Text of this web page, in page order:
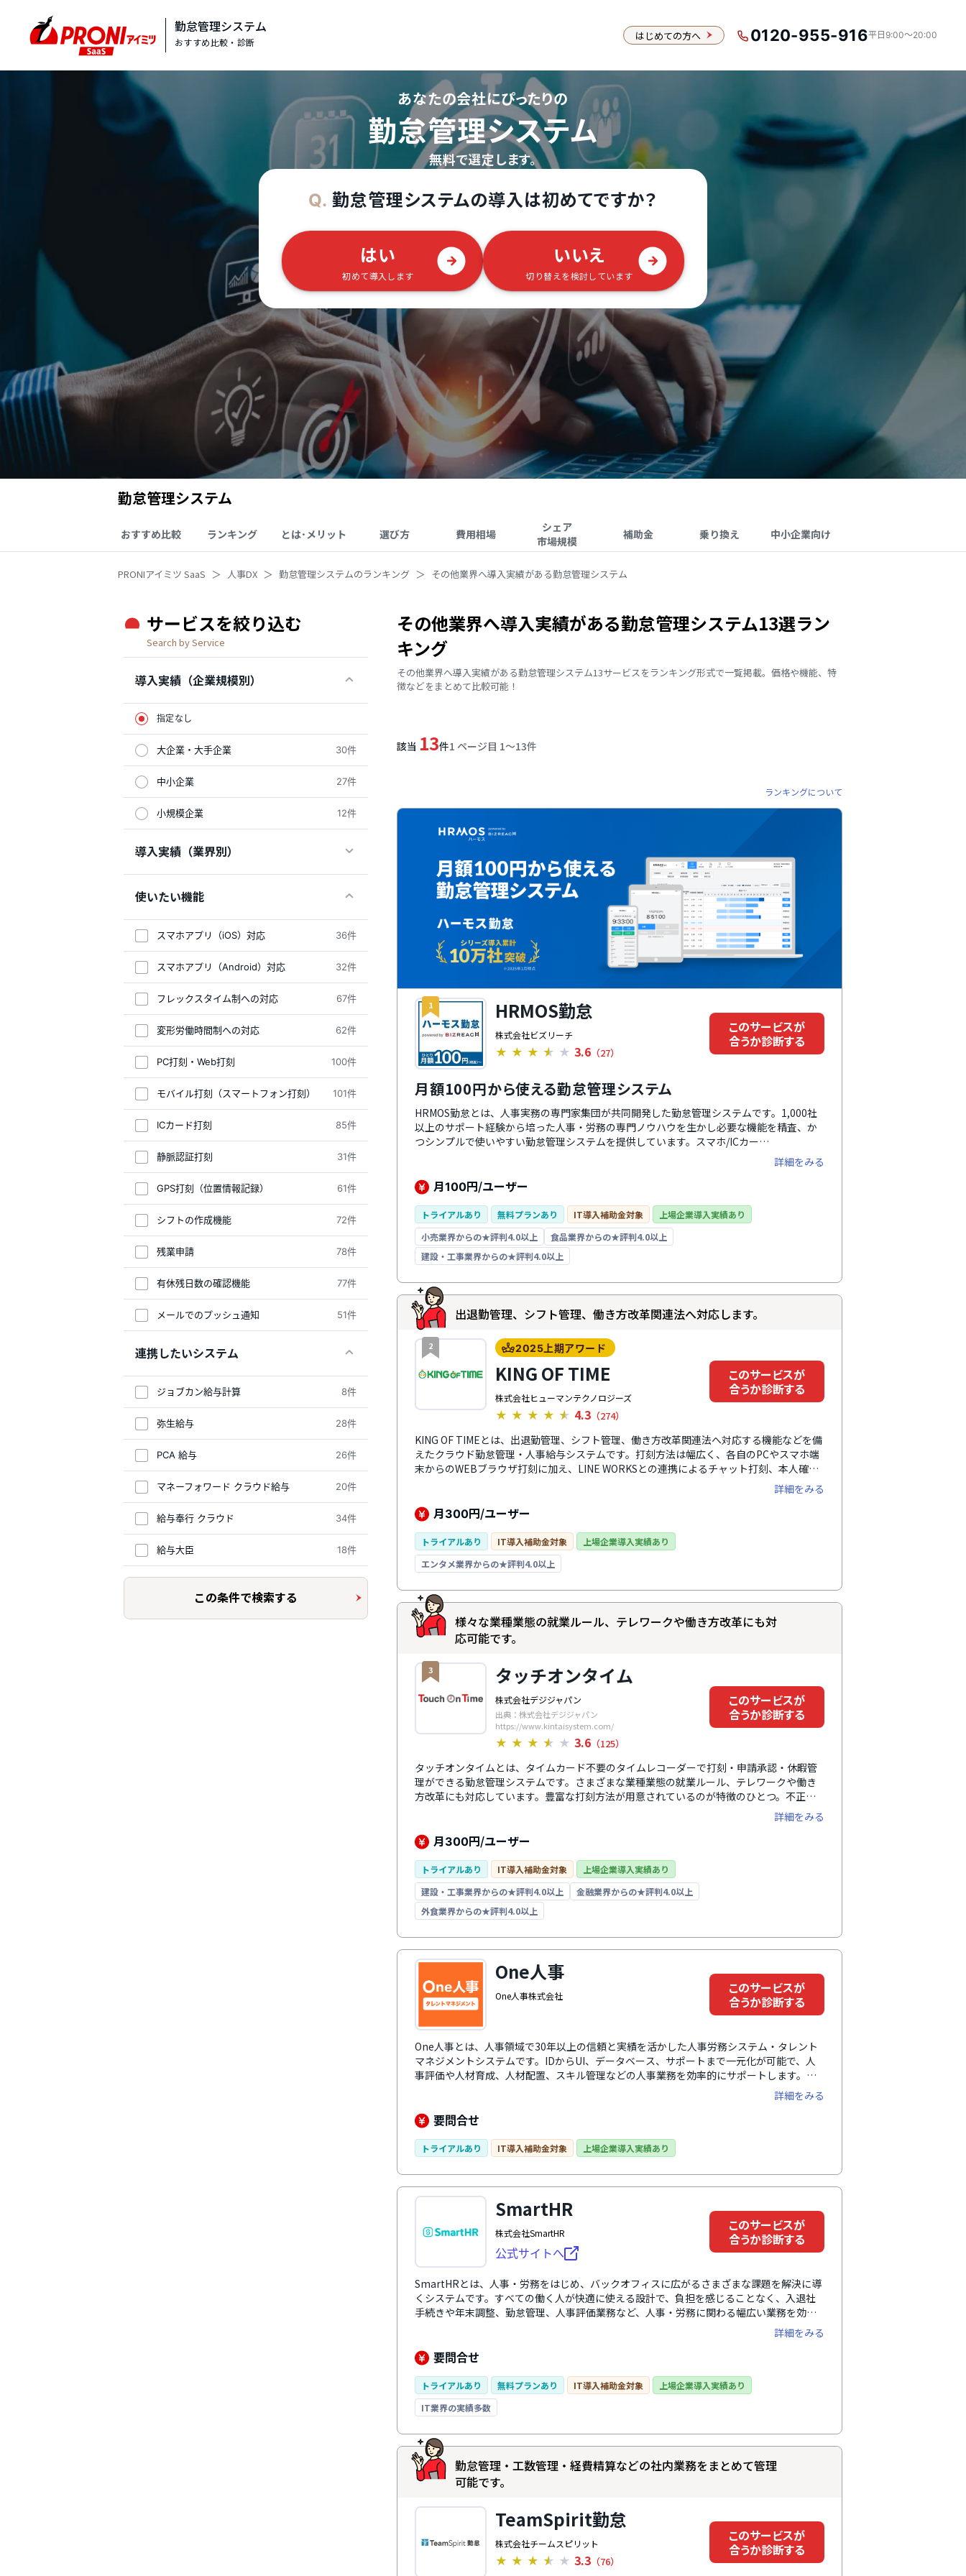
勤怠管理システム
おすすめ比較・診断 はじめての方へ 0120-955-916平日9:00〜20:00
あなたの会社にぴったりの
勤怠管理システム
無料で選定します。
Q. 勤怠管理システムの導入は初めてですか？
はい
初めて導入します
いいえ
切り替えを検討しています
勤怠管理システム
おすすめ比較 ランキング とは･メリット 選び方 費用相場
シェア
市場規模
補助金 乗り換え 中小企業向け
PRONIアイミツ SaaS 人事DX 勤怠管理システムのランキング その他業界へ導入実績がある勤怠管理システム
サービスを絞り込む
Search by Service
導入実績（企業規模別）
指定なし
大企業・大手企業 30件
中小企業 27件
小規模企業 12件
導入実績（業界別）
使いたい機能
スマホアプリ（iOS）対応 36件
スマホアプリ（Android）対応 32件
フレックスタイム制への対応 67件
変形労働時間制への対応 62件
PC打刻・Web打刻 100件
モバイル打刻（スマートフォン打刻） 101件
ICカード打刻 85件
静脈認証打刻 31件
GPS打刻（位置情報記録） 61件
シフトの作成機能 72件
残業申請 78件
有休残日数の確認機能 77件
メールでのプッシュ通知 51件
連携したいシステム
ジョブカン給与計算 8件
弥生給与 28件
PCA 給与 26件
マネーフォワード クラウド給与 20件
給与奉行 クラウド 34件
給与大臣 18件
この条件で検索する
その他業界へ導入実績がある勤怠管理システム13選ラン
キング
その他業界へ導入実績がある勤怠管理システム13サービスをランキング形式で一覧掲載。価格や機能、特
徴などをまとめて比較可能！
該当 13件1 ページ目 1〜13件
ランキングについて
1 HRMOS勤怠
株式会社ビズリーチ
★ ★ ★ ★ ★ 3.6 （27）
このサービスが
合うか診断する
月額100円から使える勤怠管理システム
HRMOS勤怠とは、人事実務の専門家集団が共同開発した勤怠管理システムです。1,000社
以上のサポート経験から培った人事・労務の専門ノウハウを生かし必要な機能を精査、か
つシンプルで使いやすい勤怠管理システムを提供しています。スマホ/ICカー
ド/LINE/Slack/生体認証などでの打刻、出退勤データCSV出力、API機能による他社アプリ
ケーションとの情報連携、Web給与明細発行、年末調整収集機能など豊富な機能が特徴で
す。30名までは無料で利用可能。有料プランにしても一人あたり月額100円から使うこと
ができます。有料プランでは休暇や残業などの申請ワークフロー、休暇自動付与なども可
能になります。
詳細をみる
月100円/ユーザー
トライアルあり 無料プランあり IT導入補助金対象
上場企業導入実績あり
小売業界からの★評判4.0以上
食品業界からの★評判4.0以上
建設・工事業界からの★評判4.0以上
出退勤管理、シフト管理、働き方改革関連法へ対応します。
2 2025上期アワード
KING OF TIME
株式会社ヒューマンテクノロジーズ
★ ★ ★ ★ ★ 4.3 （274）
このサービスが
合うか診断する
KING OF TIMEとは、出退勤管理、シフト管理、働き方改革関連法へ対応する機能などを備
えたクラウド勤怠管理・人事給与システムです。打刻方法は幅広く、各自のPCやスマホ端
末からのWEBブラウザ打刻に加え、LINE WORKSとの連携によるチャット打刻、本人確認
で不正を防ぐ生体認証打刻や交通系ICカード打刻などがあります。残業基準や独自休暇な
どは自社の勤怠ルールに合わせて設定でき、オンラインで申請承認ができます。追加費用
なしで「KING OF TIME給与」と連携できるのも魅力のひとつ。勤怠管理から給与計算まで
シームレスに一元管理が可能です。リアルタイムで自動集計した勤務時間・打刻時間はマ
ネーフォワードクラウド給与などの外部の給与計算サービス、Akerunなどの入退室管理シ
ステムなど外部サービスとの連携が可能です。加えて東京と大分の2拠点でサポート専門の
スタッフがおり、サポート体制を整えているのも特徴の一つです。導入企業数62,000社の
詳細をみる
月300円/ユーザー
トライアルあり IT導入補助金対象
上場企業導入実績あり
エンタメ業界からの★評判4.0以上
様々な業種業態の就業ルール、テレワークや働き方改革にも対
応可能です。
3 タッチオンタイム
株式会社デジジャパン
出典：株式会社デジジャパン
https://www.kintaisystem.com/
★ ★ ★ ★ ★ 3.6 （125）
このサービスが
合うか診断する
タッチオンタイムとは、タイムカード不要のタイムレコーダーで打刻・申請承認・休暇管
理ができる勤怠管理システムです。さまざまな業種業態の就業ルール、テレワークや働き
方改革にも対応しています。豊富な打刻方法が用意されているのが特徴のひとつ。不正打
刻の防止に適した生体認証のタイムレコーダーから、導入費用0円のWebブラウザ型のタイ
ムレコーダーやPC不要のタイムレコーダーなどが利用できます。初期費用は無料で、月額
費用も300円/ユーザーですべての機能が利用可能とコストパフォーマンスが高いのも魅
力。導入企業数は60,000社以上、利用者数は380万人を突破しています。
詳細をみる
月300円/ユーザー
トライアルあり IT導入補助金対象
上場企業導入実績あり
建設・工事業界からの★評判4.0以上
金融業界からの★評判4.0以上
外食業界からの★評判4.0以上
One人事
One人事株式会社
このサービスが
合うか診断する
One人事とは、人事領域で30年以上の信頼と実績を活かした人事労務システム・タレント
マネジメントシステムです。IDからUI、データベース、サポートまで一元化が可能で、人
事評価や人材育成、人材配置、スキル管理などの人事業務を効率的にサポートします。
One人事シリーズは、乱立する人事労務のクラウドシステムを手間なく統合して、ワンス
トップで支えます。業種・エリア・規模を問わず、官公庁や国立大学法人をはじめとする
公共機関でも幅広く導入されています。
詳細をみる
要問合せ
トライアルあり IT導入補助金対象 上場企業導入実績あり
SmartHR
株式会社SmartHR
公式サイトへ
このサービスが
合うか診断する
SmartHRとは、人事・労務をはじめ、バックオフィスに広がるさまざまな課題を解決に導
くシステムです。すべての働く人が快適に使える設計で、負担を感じることなく、入退社
手続きや年末調整、勤怠管理、人事評価業務など、人事・労務に関わる幅広い業務を効率
化します。 さらに、業務の中で自然に蓄まる正確な従業員データによって従業員の人員配
置や育成、人事評価の精度を向上。 毎日の負担を減らしながら従業員の力を引き出し、組
織の生産性向上と持続的な成果を創出する戦略人事を実現します。
詳細をみる
要問合せ
トライアルあり 無料プランあり IT導入補助金対象
上場企業導入実績あり
IT業界の実績多数
勤怠管理・工数管理・経費精算などの社内業務をまとめて管理
可能です。
TeamSpirit勤怠
株式会社チームスピリット
★ ★ ★ ★ ★ 3.3 （76）
このサービスが
合うか診断する